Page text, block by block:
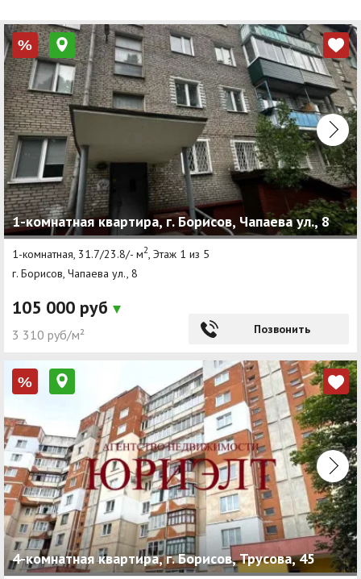
%
1-комнатная квартира, г. Борисов, Чапаева ул., 8
1-комнатная, 31.7/23.8/- м2, Этаж 1 из 5
г. Борисов, Чапаева ул., 8
105 000 руб
3 310 руб/м² Позвонить
%
4-комнатная квартира, г. Борисов, Трусова, 45